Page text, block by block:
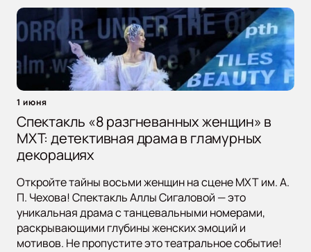
1 июня
Спектакль «8 разгневанных женщин» в
МХТ: детективная драма в гламурных
декорациях
Откройте тайны восьми женщин на сцене МХТ им. А.
П. Чехова! Спектакль Аллы Сигаловой — это
уникальная драма с танцевальными номерами,
раскрывающими глубины женских эмоций и
мотивов. Не пропустите это театральное событие!